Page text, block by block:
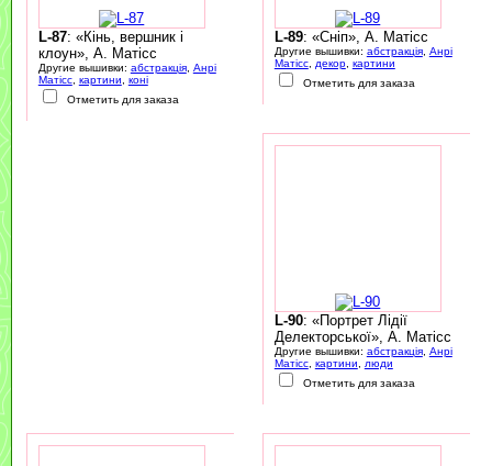
L-87: «Кінь, вершник і
клоун», А. Матісс
Другие вышивки: абстракція, Анрі
Матісс, картини, коні
Отметить для заказа
L-89: «Сніп», А. Матісс
Другие вышивки: абстракція, Анрі
Матісс, декор, картини
Отметить для заказа
L-90: «Портрет Лідії
Делекторської», А. Матісс
Другие вышивки: абстракція, Анрі
Матісс, картини, люди
Отметить для заказа